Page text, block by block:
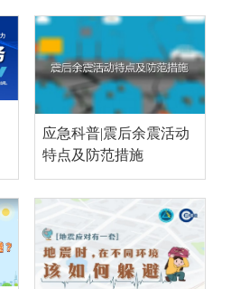
应急科普|震后余震活动
特点及防范措施